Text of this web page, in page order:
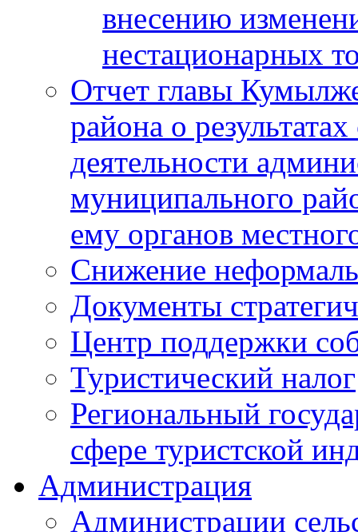
внесению
нестационарных
Отчет главы
района о
деятельности
муниципального
ему органов
Снижение
Документы
Центр поддержки
Туристический налог
Региональный
сфере туристской
Администрация
Администрации